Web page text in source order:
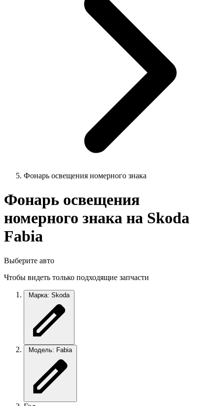
Фонарь освещения номерного знака
Фонарь освещения
номерного знака на Skoda
Fabia
Выберите авто
Чтобы видеть только подходящие запчасти
Марка: Skoda
Модель: Fabia